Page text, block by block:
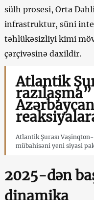
sülh prosesi, Orta
infrastruktur, süni
təhlükəsizliyi kimi
çərçivəsinə daxildir.
Atlantik
Atlantik Şurası
mübahisəni yeni siyasi
2025-dən
dinamika